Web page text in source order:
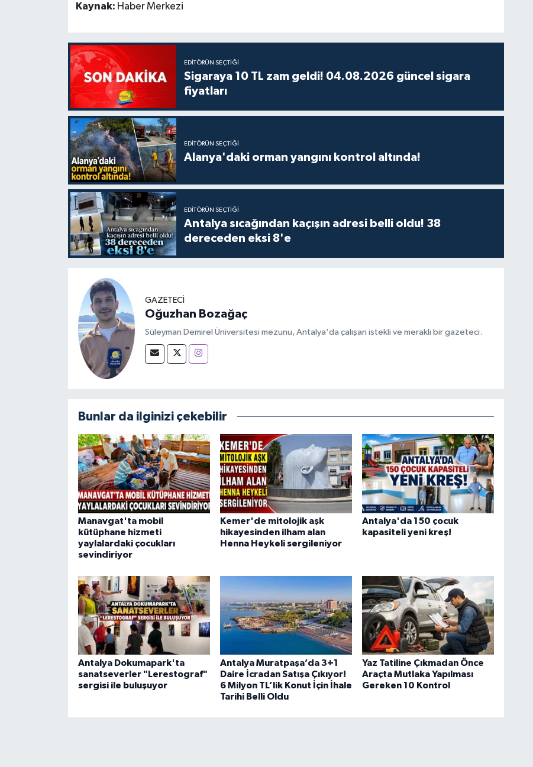
Kaynak: Haber Merkezi
EDITÖRÜN SEÇTIĞI
Sigaraya 10 TL zam geldi! 04.08.2026 güncel sigara
fiyatları
EDITÖRÜN SEÇTIĞI
Alanya'daki orman yangını kontrol altında!
EDITÖRÜN SEÇTIĞI
Antalya sıcağından kaçışın adresi belli oldu! 38
dereceden eksi 8'e
GAZETECİ
Oğuzhan Bozağaç
Süleyman Demirel Üniversitesi mezunu, Antalya'da çalışan istekli ve meraklı bir gazeteci.
Bunlar da ilginizi çekebilir
Manavgat'ta mobil
kütüphane hizmeti
yaylalardaki çocukları
sevindiriyor
Kemer'de mitolojik aşk
hikayesinden ilham alan
Henna Heykeli sergileniyor
Antalya'da 150 çocuk
kapasiteli yeni kreş!
Antalya Dokumapark'ta
sanatseverler "Lerestograf"
sergisi ile buluşuyor
Antalya Muratpaşa’da 3+1
Daire İcradan Satışa Çıkıyor!
6 Milyon TL’lik Konut İçin İhale
Tarihi Belli Oldu
Yaz Tatiline Çıkmadan Önce
Araçta Mutlaka Yapılması
Gereken 10 Kontrol